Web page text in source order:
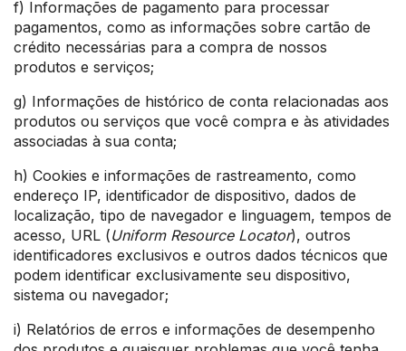
f) Informações de pagamento para processar
pagamentos, como as informações sobre cartão de
crédito necessárias para a compra de nossos
produtos e serviços;
g) Informações de histórico de conta relacionadas aos
produtos ou serviços que você compra e às atividades
associadas à sua conta;
h) Cookies e informações de rastreamento, como
endereço IP, identificador de dispositivo, dados de
localização, tipo de navegador e linguagem, tempos de
acesso, URL (Uniform Resource Locator), outros
identificadores exclusivos e outros dados técnicos que
podem identificar exclusivamente seu dispositivo,
sistema ou navegador;
i) Relatórios de erros e informações de desempenho